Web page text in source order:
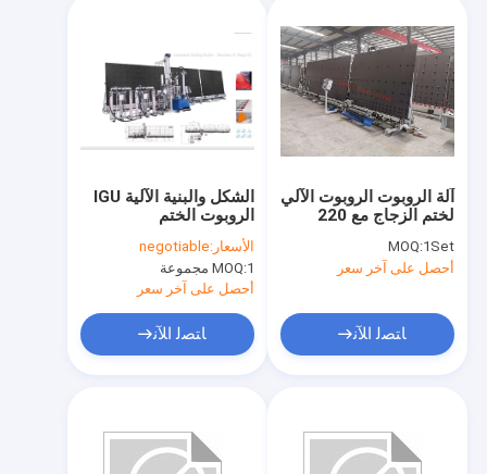
الشكل والبنية الآلية IGU
الروبوت الختم
الأسعار:negotiable
MOQ:1 مجموعة
أحصل على آخر سعر
ﺎﺘﺼﻟ ﺍﻶﻧ
آلة الروبوت الروبوت الآلي
لختم الزجاج مع 220
MOQ:1Set
أحصل على آخر سعر
ﺎﺘﺼﻟ ﺍﻶﻧ